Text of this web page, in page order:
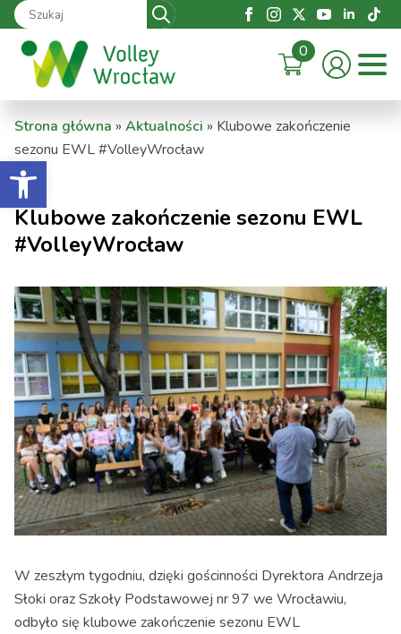
Otwórz pasek narzędzi
Search
for:
0
Strona główna » Aktualności » Klubowe zakończenie
sezonu EWL #VolleyWrocław
Klubowe zakończenie sezonu EWL
#VolleyWrocław
W zeszłym tygodniu, dzięki gościnności Dyrektora Andrzeja
Słoki oraz Szkoły Podstawowej nr 97 we Wrocławiu,
odbyło się klubowe zakończenie sezonu EWL